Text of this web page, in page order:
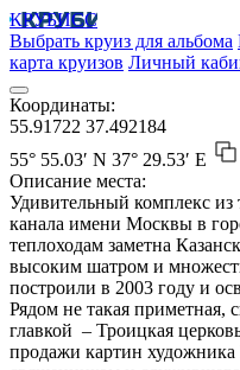
КРУБИСС
Выбрать круиз для альбома
карта круизов Личный
Координаты:
55.91722 37.492184
55° 55.03′ N 37° 29.53′ E
Описание места:
Удивительный комплекс из
канала имени Москвы в
теплоходам заметна
высоким шатром и
построили в 2003 году и
Рядом не такая приметная,
главкой – Троицкая
продажи картин